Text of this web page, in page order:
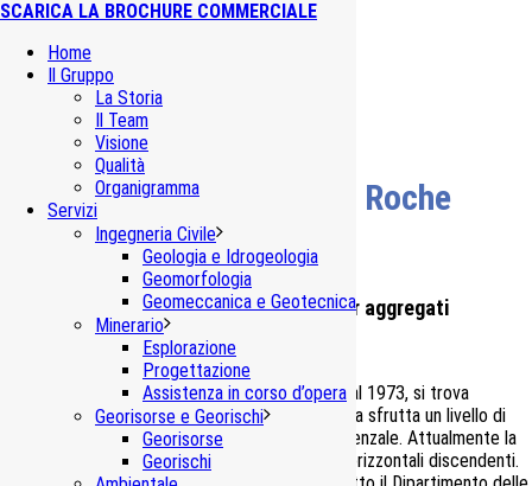
SCARICA LA BROCHURE COMMERCIALE
Home
Il Gruppo
La Storia
Il Team
Visione
Qualità
Organigramma
Servizi
Ingegneria Civile
Geologia e Idrogeologia
Geomorfologia
Geomeccanica e Geotecnica
Minerario
Esplorazione
Progettazione
Assistenza in corso d’opera
Georisorse e Georischi
Georisorse
Georischi
Cava di Saint André de la Roche
(Nizza – F)
Coltivazione in sotterraneo di calcari per aggregati
La cava di Saint André de la Roche, attiva già dal 1973, si trova
nell’immediato entroterra di Nizza (Francia). Essa sfrutta un livello di
calcari relativo alla successione giurassica provenzale. Attualmente la
coltivazione procede a cielo aperto, per fette orizzontali discendenti.